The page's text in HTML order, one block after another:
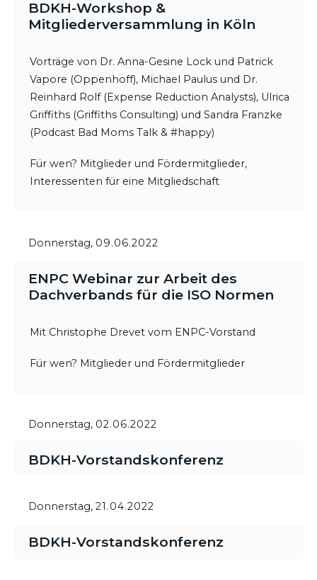
BDKH-Workshop &
Mitgliederversammlung in Köln
Vorträge von Dr. Anna-Gesine Lock und Patrick
Vapore (Oppenhoff), Michael Paulus und Dr.
Reinhard Rolf (Expense Reduction Analysts), Ulrica
Griffiths (Griffiths Consulting) und Sandra Franzke
(Podcast Bad Moms Talk & #happy)
Für wen? Mitglieder und Fördermitglieder,
Interessenten für eine Mitgliedschaft
Donnerstag, 09.06.2022
ENPC Webinar zur Arbeit des
Dachverbands für die ISO Normen
Mit Christophe Drevet vom ENPC-Vorstand
Für wen? Mitglieder und Fördermitglieder
Donnerstag, 02.06.2022
BDKH-Vorstandskonferenz
Donnerstag, 21.04.2022
BDKH-Vorstandskonferenz